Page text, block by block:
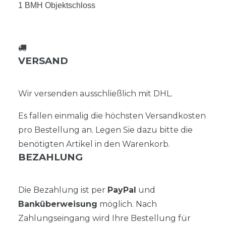
1 BMH Objektschloss
VERSAND
Wir versenden ausschließlich mit DHL.
Es fallen einmalig die höchsten Versandkosten
pro Bestellung an. Legen Sie dazu bitte die
benötigten Artikel in den Warenkorb.
BEZAHLUNG
Die Bezahlung ist per PayPal und
Banküberweisung möglich. Nach
Zahlungseingang wird Ihre Bestellung für